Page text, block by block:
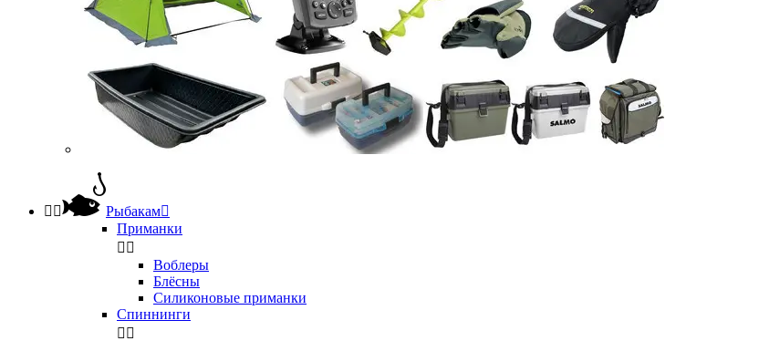
  Рыбакам
Приманки
 
Воблеры
Блёсны
Силиконовые приманки
Спиннинги
 